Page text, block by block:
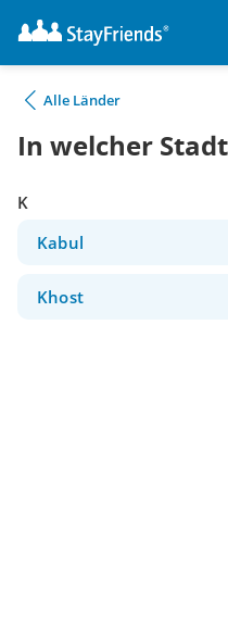
Alle Länder
In welcher
K
Kabul
Khost